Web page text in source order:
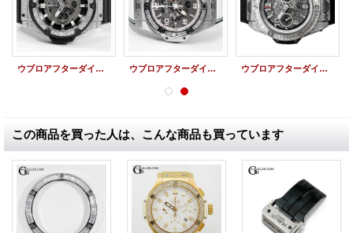
ウブロアフターダイヤ キングパワー ウニコ チタニウム 時計 アフターダイヤ ウブロアフターダイヤ | ビッグバン フェラーリカリフォルニア30 ジャッポーネ HUBLOT時計 ウブロアフターダイヤ | ビッグバン ウニコ ジュエリー 411.NX.1170.RX HUBLOT時計
この商品を買った人は、こんな商品も買っています